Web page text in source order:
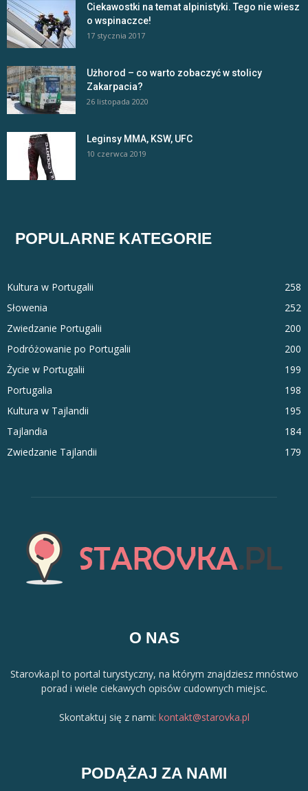
Ciekawostki na temat alpinistyki. Tego nie wiesz
o wspinaczce!
17 stycznia 2017
Użhorod – co warto zobaczyć w stolicy
Zakarpacia?
26 listopada 2020
Leginsy MMA, KSW, UFC
10 czerwca 2019
POPULARNE KATEGORIE
Kultura w Portugalii
258
Słowenia
252
Zwiedzanie Portugalii
200
Podróżowanie po Portugalii
200
Życie w Portugalii
199
Portugalia
198
Kultura w Tajlandii
195
Tajlandia
184
Zwiedzanie Tajlandii
179
O NAS
Starovka.pl to portal turystyczny, na którym znajdziesz mnóstwo
porad i wiele ciekawych opisów cudownych miejsc.
Skontaktuj się z nami: kontakt@starovka.pl
PODĄŻAJ ZA NAMI